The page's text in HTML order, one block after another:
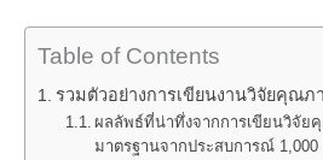
Table of Contents
รวมตัวอย่างการเขียนงานวิจัยคุณ
ผลลัพธ์ที่น่าทึ่งจากการเขียนวิจัย
มาตรฐานจากประสบการณ์ 1,000